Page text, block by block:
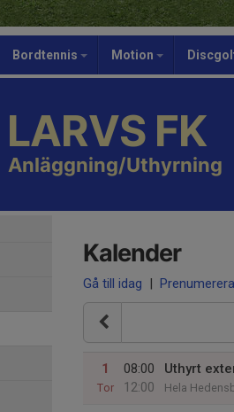
Bordtennis Motion
LARVS FK
Anläggning/Uthyrning
Kalender
Gå till idag | Prenumerera
1
Tor
08:00
12:00
Uthyrt
Hela